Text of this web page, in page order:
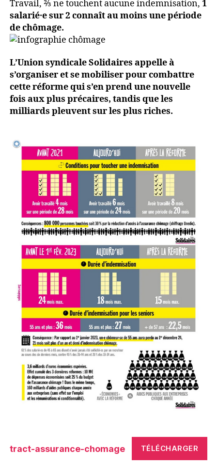
Travail, ⅔ ne touchent aucune indemnisation, 1
salarié·e sur 2 connaît au moins une période
de chômage.
L’Union syndicale Solidaires appelle à
s’organiser et se mobiliser pour combattre
cette réforme qui s’en prend une nouvelle
fois aux plus précaires, tandis que les
milliards pleuvent sur les plus riches.
tract-assurance-chomage TÉLÉCHARGER